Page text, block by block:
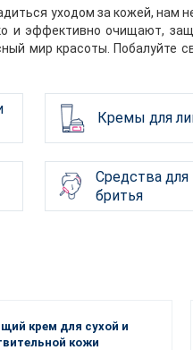
уходом за кожей, нам
и эффективно очищают,
мир красоты. Побалуйте
Кремы для
Средства для
бритья
крем для сухой и
кожи